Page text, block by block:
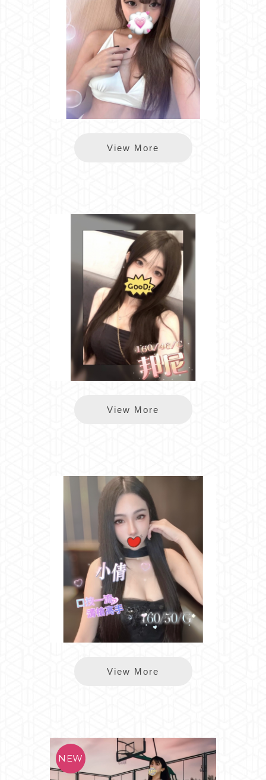
樂鑽朵朵
View More
樂鑽邦尼
View More
樂鑽小倩
View More